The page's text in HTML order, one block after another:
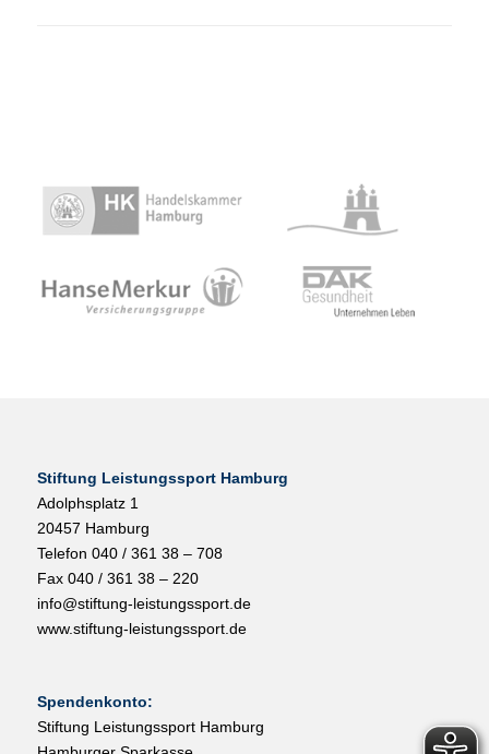
Stiftung Leistungssport Hamburg
Adolphsplatz 1
20457 Hamburg
Telefon 040 / 361 38 – 708
Fax 040 / 361 38 – 220
info@stiftung-leistungssport.de
www.stiftung-leistungssport.de
Spendenkonto:
Stiftung Leistungssport Hamburg